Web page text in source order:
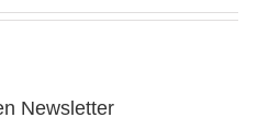
Newsletter